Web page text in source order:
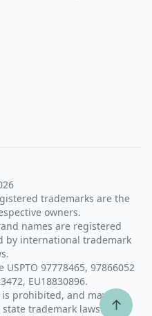
trademarks are the
owners.
names are registered
by international trademark
97778465, 97866052
EU18830896.
prohibited, and may be a
trademark laws.
↑